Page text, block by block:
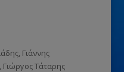
Γιάννης
Γιώργος Τάταρης